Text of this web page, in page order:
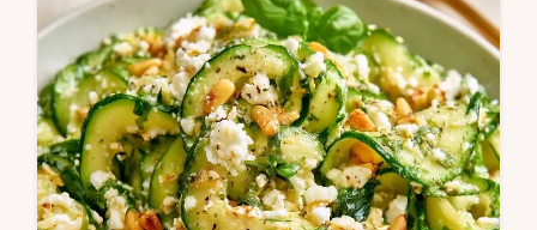
légumes. Prêt en 15 minutes seulement.